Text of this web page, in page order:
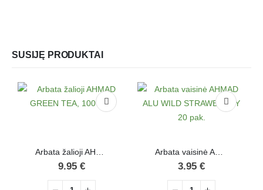
SUSIJĘ PRODUKTAI
Arbata žalioji AHMAD GREEN TEA, 100 pak.
9.95 €
Arbata vaisinė AHMAD ALU WILD STRAWBERRY 20 pak.
3.95 €